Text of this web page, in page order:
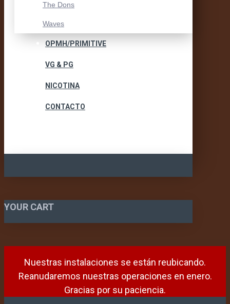
The Dons
Waves
OPMH/PRIMITIVE
VG & PG
NICOTINA
CONTACTO
YOUR CART
Nuestras instalaciones se están reubicando.
Reanudaremos nuestras operaciones en enero.
Gracias por su paciencia.